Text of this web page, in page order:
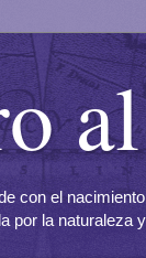
con el
por la naturaleza